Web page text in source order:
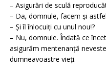
– Asigurări de sculă
– Da, domnule, facem și
– Și îl înlocuiți cu unul nou!?
– Nu, domnule. Îndată ce
asigurăm mentenanță
dumneavoastre vieți.